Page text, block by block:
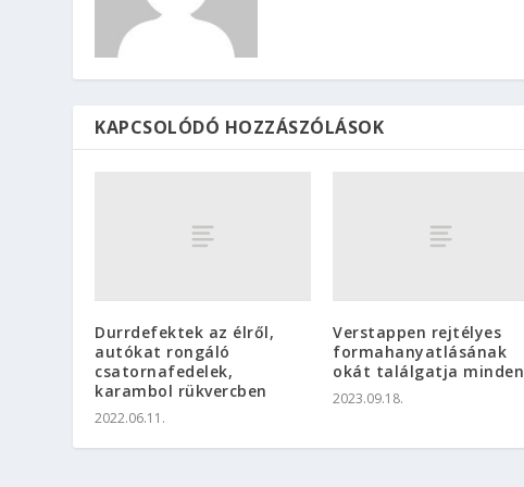
KAPCSOLÓDÓ HOZZÁSZÓLÁSOK
Durrdefektek az élről,
autókat rongáló
csatornafedelek,
karambol rükvercben
2022.06.11.
Verstappen rejtélyes
formahanyatlásának
okát találgatja
2023.09.18.